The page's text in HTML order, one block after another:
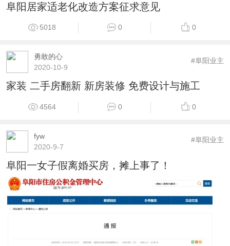
阜阳居家适老化改造方案征求意见
5018 0 0
勇敢的心
2020-10-9
#阜阳业主
家装 二手房翻新 新房装修 免费设计与施工
4564 0 0
fyw
2020-9-7
#阜阳业主
阜阳一女子假离婚买房，摊上事了！